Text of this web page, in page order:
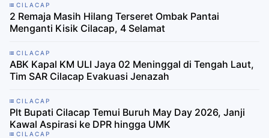
CILACAP
2 Remaja Masih Hilang Terseret Ombak Pantai
Menganti Kisik Cilacap, 4 Selamat
CILACAP
ABK Kapal KM ULI Jaya 02 Meninggal di Tengah Laut,
Tim SAR Cilacap Evakuasi Jenazah
CILACAP
Plt Bupati Cilacap Temui Buruh May Day 2026, Janji
Kawal Aspirasi ke DPR hingga UMK
CILACAP